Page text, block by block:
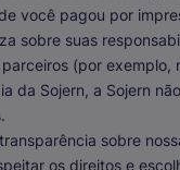
você pagou por
sobre suas
(por
da Sojern, a Sojern
sobre
os direitos e